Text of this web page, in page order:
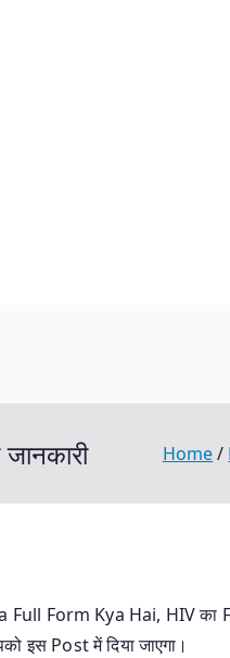
Home
Full Form Kya Hai, HIV का
इस Post में दिया जाएगा।